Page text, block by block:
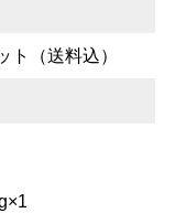
ト（送料込）